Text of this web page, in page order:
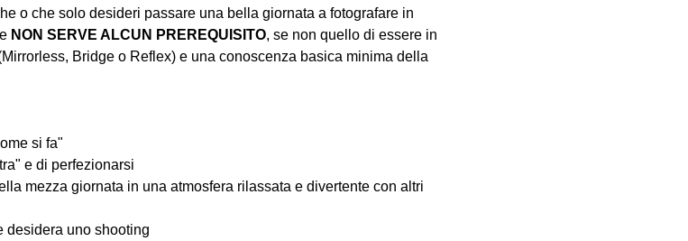
o che solo desideri passare una bella giornata a fotografare in
NON SERVE ALCUN PREREQUISITO, se non quello di essere in
Bridge o Reflex) e una conoscenza basica minima della
si fa"
e di perfezionarsi
mezza giornata in una atmosfera rilassata e divertente con altri
desidera uno shooting